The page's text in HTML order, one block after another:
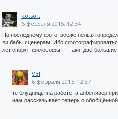
kotsoft
6 февраля 2015, 12:34
По последнему фото, всеже нельзя
ли бабы сценерам. Ибо
лет спорят философы — таки, две большие
VBI
6 февраля 2015, 12:37
те блудницы на работе, а анбеливер
нам рассказывает теперь о